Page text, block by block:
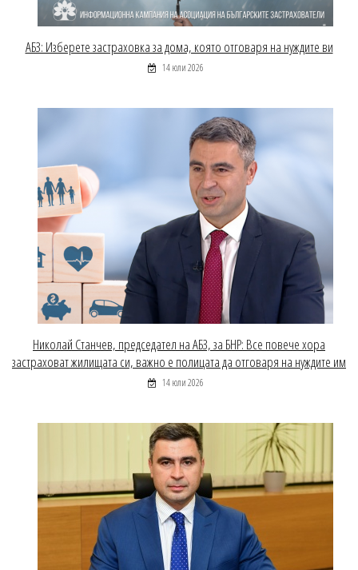
АБЗ: Изберете застраховка за дома, която отговаря на нуждите ви
14 юли 2026
Николай Станчев, председател на АБЗ, за БНР: Все повече хора
застраховат жилищата си, важно е полицата да отговаря на нуждите им
14 юли 2026